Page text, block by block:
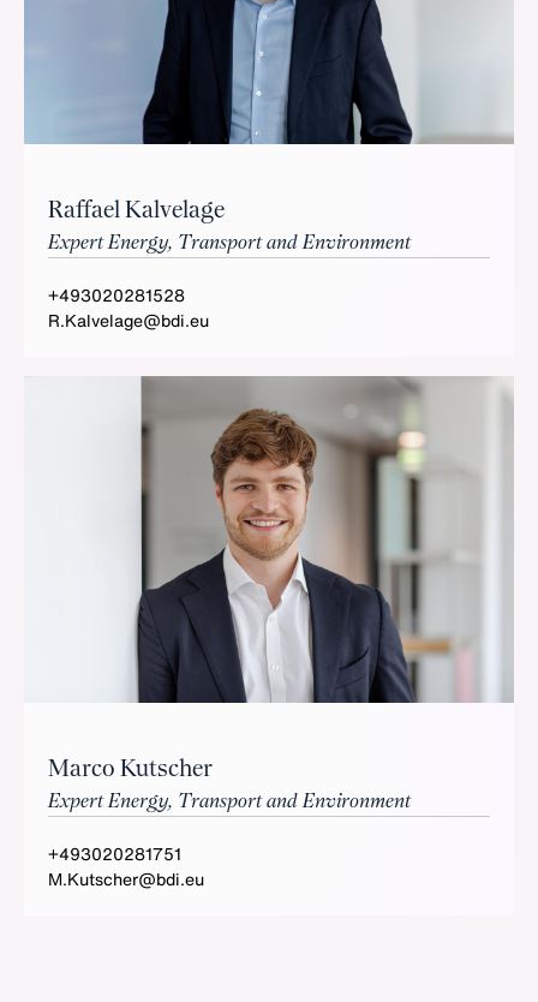
Raffael Kalvelage
Expert Energy, Transport and Environment
+493020281528
R.Kalvelage@bdi.eu
Marco Kutscher
Expert Energy, Transport and Environment
+493020281751
M.Kutscher@bdi.eu